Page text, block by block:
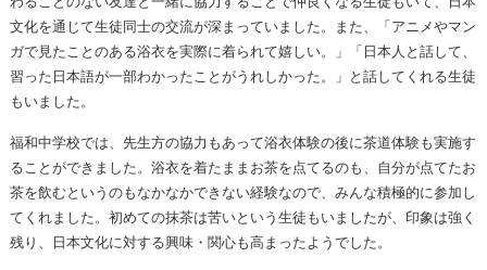
文化を通じて生徒同士の交流が深まっていました。また、「アニメやマン
ガで見たことのある浴衣を実際に着られて嬉しい。」「日本人と話して、
習った日本語が一部わかったことがうれしかった。」と話してくれる生徒
もいました。
福和中学校では、先生方の協力もあって浴衣体験の後に茶道体験も実施す
ることができました。浴衣を着たままお茶を点てるのも、自分が点てたお
茶を飲むというのもなかなかできない経験なので、みんな積極的に参加し
てくれました。初めての抹茶は苦いという生徒もいましたが、印象は強く
残り、日本文化に対する興味・関心も高まったようでした。